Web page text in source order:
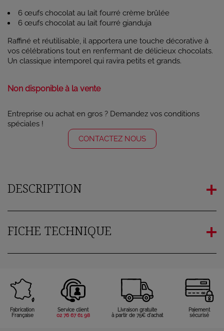
6 œufs chocolat au lait fourré crème brûlée
6 œufs chocolat au lait fourré gianduja
Raffiné et réutilisable, il apportera une touche décorative à
vos célébrations tout en renfermant de délicieux chocolats.
Un classique intemporel qui ravira petits et grands.
Non disponible à la vente
Entreprise ou achat en gros ? Demandez vos conditions
spéciales !
CONTACTEZ NOUS
DESCRIPTION
FICHE TECHNIQUE
Fabrication
Française
Service client
02 76 67 61 98
Livraison gratuite
à partir de 75€ d'achat
Paiement
sécurisé